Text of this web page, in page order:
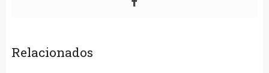
Relacionados